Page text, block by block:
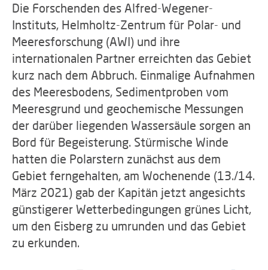
Die Forschenden des Alfred-Wegener-
Instituts, Helmholtz-Zentrum für Polar- und
Meeresforschung (AWI) und ihre
internationalen Partner erreichten das Gebiet
kurz nach dem Abbruch. Einmalige Aufnahmen
des Meeresbodens, Sedimentproben vom
Meeresgrund und geochemische Messungen
der darüber liegenden Wassersäule sorgen an
Bord für Begeisterung. Stürmische Winde
hatten die Polarstern zunächst aus dem
Gebiet ferngehalten, am Wochenende (13./14.
März 2021) gab der Kapitän jetzt angesichts
günstigerer Wetterbedingungen grünes Licht,
um den Eisberg zu umrunden und das Gebiet
zu erkunden.